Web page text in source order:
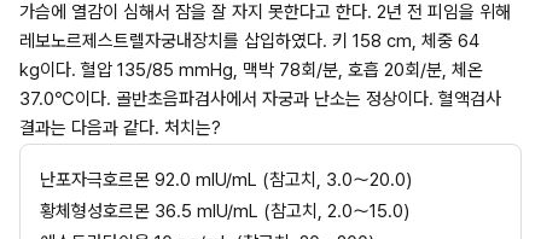
가슴에 열감이 심해서 잠을 잘 자지 못한다고 한다. 2년 전 피임을 위해
레보노르제스트렐자궁내장치를 삽입하였다. 키 158 cm, 체중 64
kg이다. 혈압 135/85 mmHg, 맥박 78회/분, 호흡 20회/분, 체온
37.0℃이다. 골반초음파검사에서 자궁과 난소는 정상이다. 혈액검사
결과는 다음과 같다. 처치는?
난포자극호르몬 92.0 mIU/mL (참고치, 3.0～20.0)
황체형성호르몬 36.5 mIU/mL (참고치, 2.0～15.0)